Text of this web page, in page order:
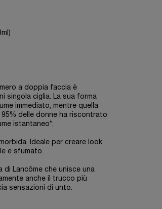
a doppia faccia è
singola ciglia. La sua forma
immediato, mentre quella
95% delle donne ha riscontrato
istantaneo*.
Ideale per creare look
e sfumato.
Lancôme che unisce una
anche il trucco più
sensazioni di unto.